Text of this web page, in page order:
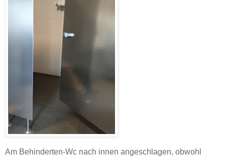
Am Behinderten-Wc nach innen angeschlagen, obwohl